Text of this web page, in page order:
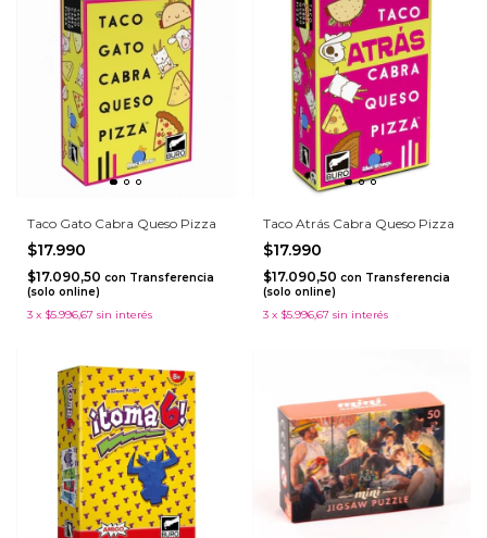
Taco Gato Cabra Queso Pizza
$17.990
$17.090,50 con Transferencia
(solo online)
3 x $5.996,67 sin interés
Taco Atrás Cabra Queso Pizza
$17.990
$17.090,50 con Transferencia
(solo online)
3 x $5.996,67 sin interés